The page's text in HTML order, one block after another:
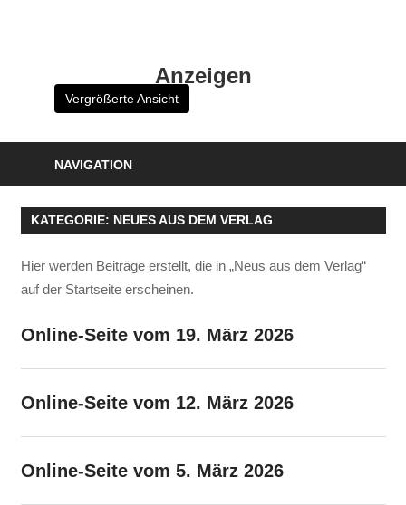
Anzeigen
Vergrößerte Ansicht
NAVIGATION
KATEGORIE: NEUES AUS DEM VERLAG
Hier werden Beiträge erstellt, die in „Neus aus dem Verlag“
auf der Startseite erscheinen.
Online-Seite vom 19. März 2026
Online-Seite vom 12. März 2026
Online-Seite vom 5. März 2026